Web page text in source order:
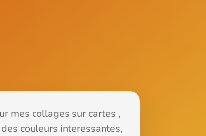
mes collages sur cartes ,
couleurs interessantes,